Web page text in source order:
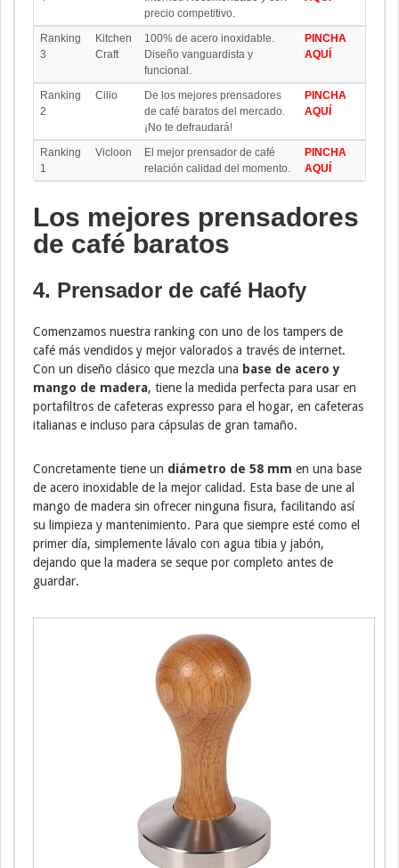
precio competitivo.
Ranking
3
Kitchen
Craft
100% de acero inoxidable.
Diseño vanguardista y
funcional.
PINCHA
AQUÍ
Ranking
2
Cilio
De los mejores prensadores
de café baratos del mercado.
¡No te defraudará!
PINCHA
AQUÍ
Ranking
1
Vicloon
El mejor prensador de café
relación calidad del momento.
PINCHA
AQUÍ
Los mejores prensadores
de café baratos
4. Prensador de café Haofy
Comenzamos nuestra ranking con uno de los tampers de
café más vendidos y mejor valorados a través de internet.
Con un diseño clásico que mezcla una base de acero y
mango de madera, tiene la medida perfecta para usar en
portafiltros de cafeteras expresso para el hogar, en cafeteras
italianas e incluso para cápsulas de gran tamaño.
Concretamente tiene un diámetro de 58 mm en una base
de acero inoxidable de la mejor calidad. Esta base de une al
mango de madera sin ofrecer ninguna fisura, facilitando así
su limpieza y mantenimiento. Para que siempre esté como el
primer día, simplemente lávalo con agua tibia y jabón,
dejando que la madera se seque por completo antes de
guardar.